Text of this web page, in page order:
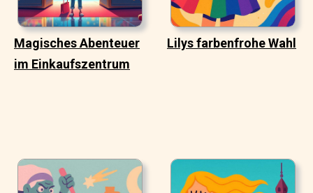
Magisches Abenteuer
im Einkaufszentrum
Lilys farbenfrohe Wahl